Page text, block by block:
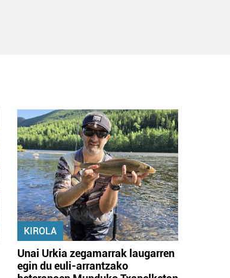
KIROLA
Unai Urkia zegamarrak laugarren
egin du euli-arrantzako